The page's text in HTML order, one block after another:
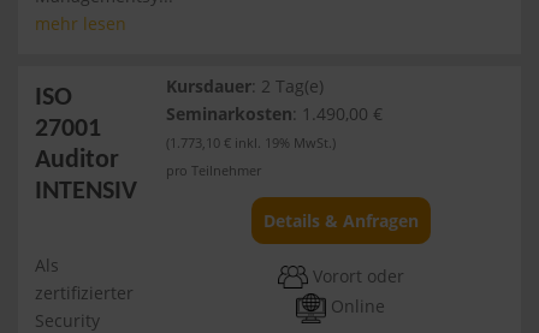
mehr lesen
ISO
27001
Auditor
INTENSIV
Als
zertifizierter
Security
Kursdauer: 2 Tag(e)
Seminarkosten: 1.490,00 €
(1.773,10 € inkl. 19% MwSt.)
pro Teilnehmer
Details & Anfragen
Vorort oder
Online